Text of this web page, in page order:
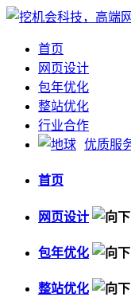
首页
网页设计
包年优化
整站优化
行业合作
优质服
首页
网页设计
包年优化
整站优化